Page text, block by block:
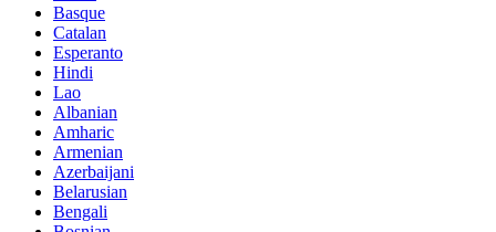
Basque
Catalan
Esperanto
Hindi
Lao
Albanian
Amharic
Armenian
Azerbaijani
Belarusian
Bengali